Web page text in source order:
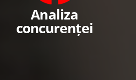
Analiza
concurenței